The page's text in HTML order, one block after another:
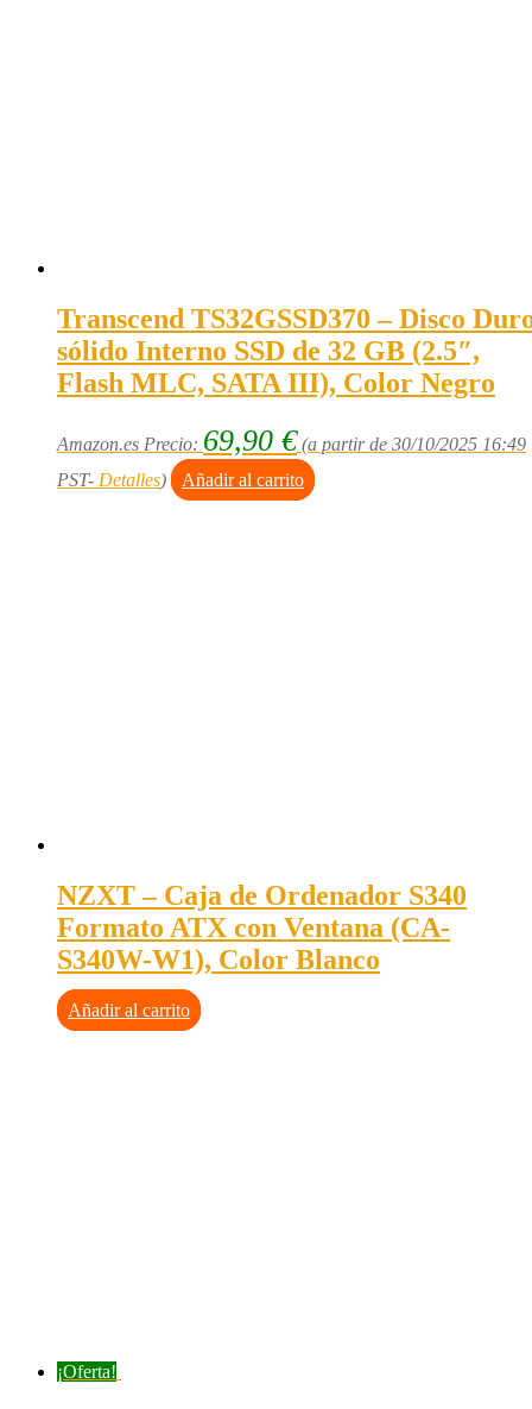
Transcend TS32GSSD370 – Disco
sólido Interno SSD de 32 GB (2.5″,
Flash MLC, SATA III), Color Negro
Amazon.es Precio: 69,90 € (a partir de 30/10/2025 16:49
PST- Detalles) Añadir al carrito
NZXT – Caja de Ordenador S340
Formato ATX con Ventana (CA-
S340W-W1), Color Blanco
Añadir al carrito
¡Oferta!